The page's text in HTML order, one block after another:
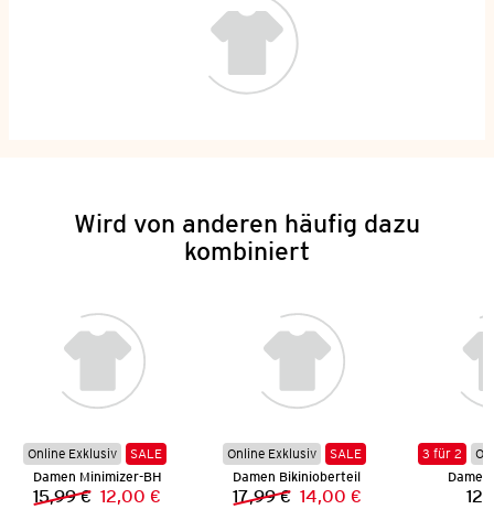
Wird von anderen häufig dazu
kombiniert
Online Exklusiv
SALE
Damen Minimizer-BH
Vorheriger Preis:
15,99 € Neuer Preis:
12,00 €
Online Exklusiv
SALE
Damen Bikinioberteil
Vorheriger Preis:
17,99 € Neuer Preis:
14,00 €
3 für 2